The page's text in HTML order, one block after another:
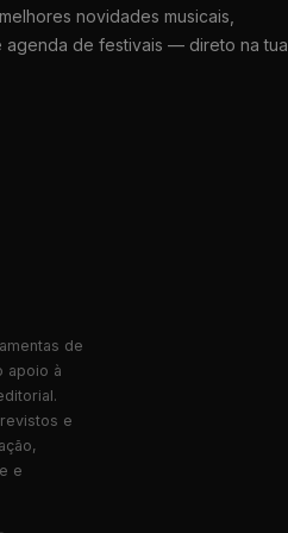
novidades musicais,
agenda de festivais — direto na tua
de
apoio à
e
e